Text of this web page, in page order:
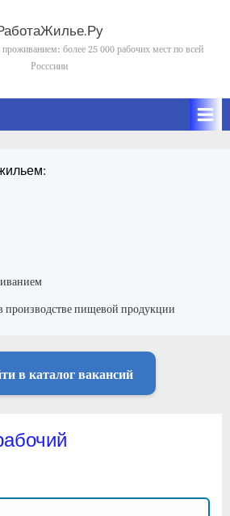
проживанием: более 25 000 рабочих мест по всей
Росссиии
производстве пищевой продукции
в каталог вакансий